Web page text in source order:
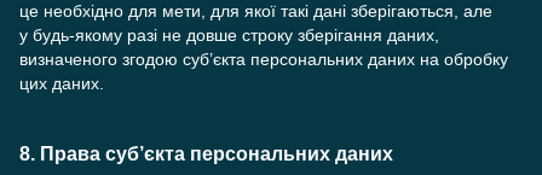
це необхідно для мети, для якої такі дані зберігаються, але
у будь-якому разі не довше строку зберігання даних,
визначеного згодою суб’єкта персональних даних на обробку
цих даних.
8. Права суб’єкта персональних даних